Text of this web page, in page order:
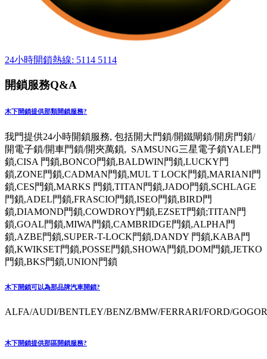
24小時開鎖熱線: 5114 5114
開鎖服務Q&A
木下開鎖提供那類開鎖服務?
我門提供24小時開鎖服務, 包括開大門鎖/開鐵閘鎖/開房門鎖/
開電子鎖/開車門鎖/開夾萬鎖, SAMSUNG三星電子鎖YALE門
鎖,CISA 門鎖,BONCO門鎖,BALDWIN門鎖,LUCKY門
鎖,ZONE門鎖,CADMAN門鎖,MUL T LOCK門鎖,MARIANI門
鎖,CES門鎖,MARKS 門鎖,TITAN門鎖,JADO門鎖,SCHLAGE
門鎖,ADEL門鎖,FRASCIO門鎖,ISEO門鎖,BIRD門
鎖,DIAMOND門鎖,COWDROY門鎖,EZSET門鎖;TITAN門
鎖,GOAL門鎖,MIWA門鎖,CAMBRIDGE門鎖,ALPHA門
鎖,AZBE門鎖,SUPER-T-LOCK門鎖,DANDY 門鎖,KABA門
鎖,KWIKSET門鎖,POSSE門鎖,SHOWA門鎖,DOM門鎖,JETKO
門鎖,BKS門鎖,UNION門鎖
木下開鎖可以為那品牌汽車開鎖?
ALFA/AUDI/BENTLEY/BENZ/BMW/FERRARI/FORD/
木下開鎖提供那區開鎖服務?